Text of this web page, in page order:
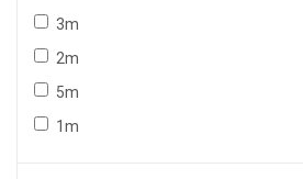
3m
2m
5m
1m